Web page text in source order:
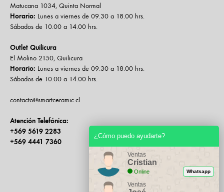
Matucana 1034, Quinta Normal
Horario: Lunes a viernes de 09.30 a 18.00 hrs.
Sábados de 10.00 a 14.00 hrs.
Outlet Quilicura
El Molino 2150, Quilicura
Horario: Lunes a viernes de 09.30 a 18.00 hrs.
Sábados de 10.00 a 14.00 hrs.
contacto@smartceramic.cl
Atención Telefónica:
+569 5619 2283
+569 4441 7360
¿Cómo puedo ayudarte?
Ventas
Cristian
Online Whatsapp
Ventas